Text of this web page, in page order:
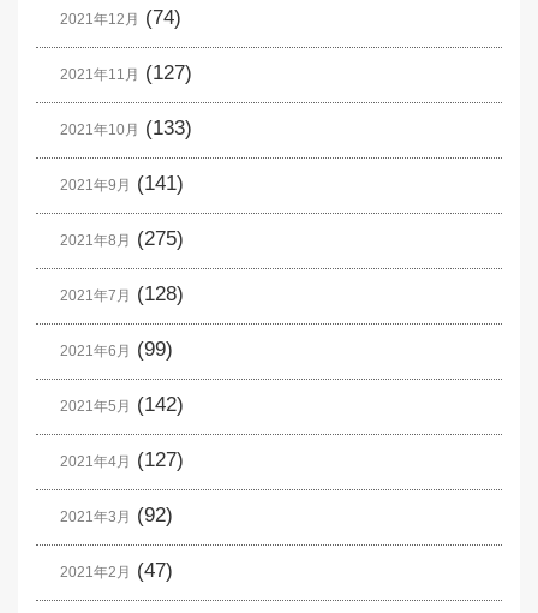
2021年12月 (74)
2021年11月 (127)
2021年10月 (133)
2021年9月 (141)
2021年8月 (275)
2021年7月 (128)
2021年6月 (99)
2021年5月 (142)
2021年4月 (127)
2021年3月 (92)
2021年2月 (47)